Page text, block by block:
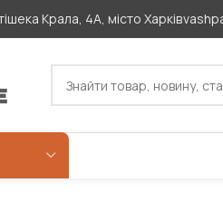
Крала, 4А, місто Харків